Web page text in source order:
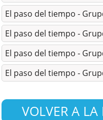
El paso del tiempo -
El paso del tiempo -
El paso del tiempo -
El paso del tiempo -
VOLVER A LA